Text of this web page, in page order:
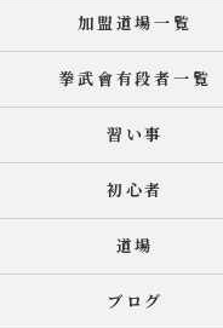
加盟道場一覧
拳武會有段者一覧
習い事
初心者
道場
ブログ